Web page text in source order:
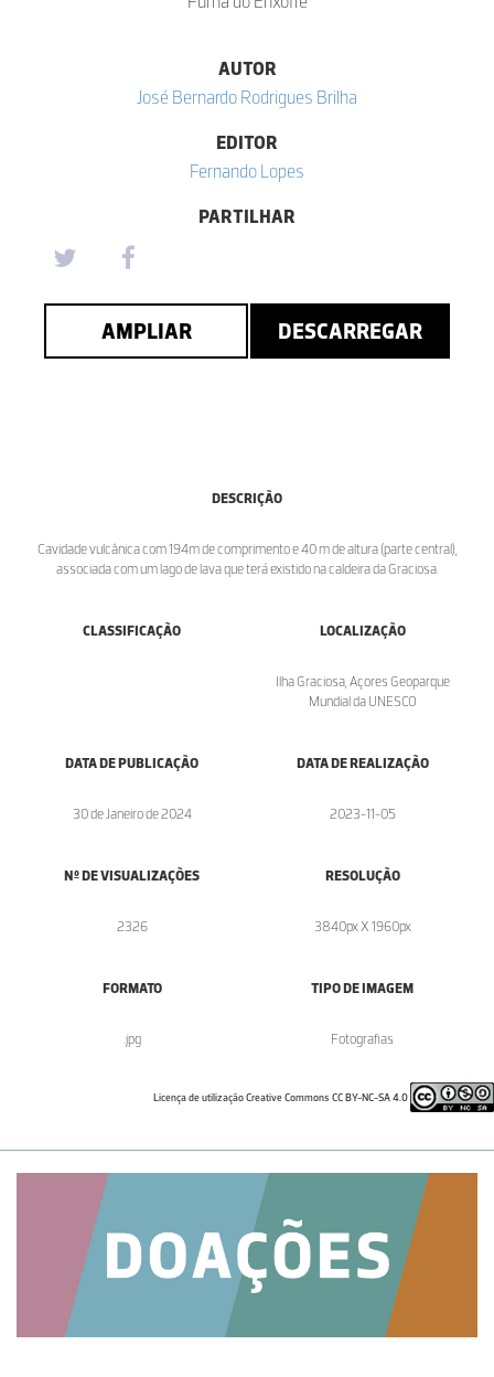
AUTOR
José Bernardo Rodrigues Brilha
EDITOR
Fernando Lopes
PARTILHAR
AMPLIAR DESCARREGAR
DESCRIÇÃO
Cavidade vulcânica com 194m de comprimento e 40 m de altura (parte central),
associada com um lago de lava que terá existido na caldeira da Graciosa.
CLASSIFICAÇÃO LOCALIZAÇÃO
Ilha Graciosa, Açores Geoparque
Mundial da UNESCO
DATA DE PUBLICAÇÃO
30 de Janeiro de 2024
DATA DE REALIZAÇÃO
2023-11-05
Nº DE VISUALIZAÇÕES
2326
RESOLUÇÃO
3840px X 1960px
FORMATO
.jpg
TIPO DE IMAGEM
Fotografias
Licença de utilização Creative Commons CC BY-NC-SA 4.0